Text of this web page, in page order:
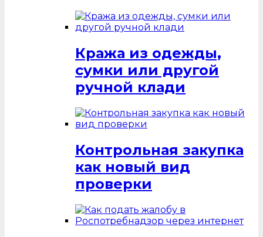
Кража из одежды,
сумки или другой
ручной клади
Контрольная закупка
как новый вид
проверки